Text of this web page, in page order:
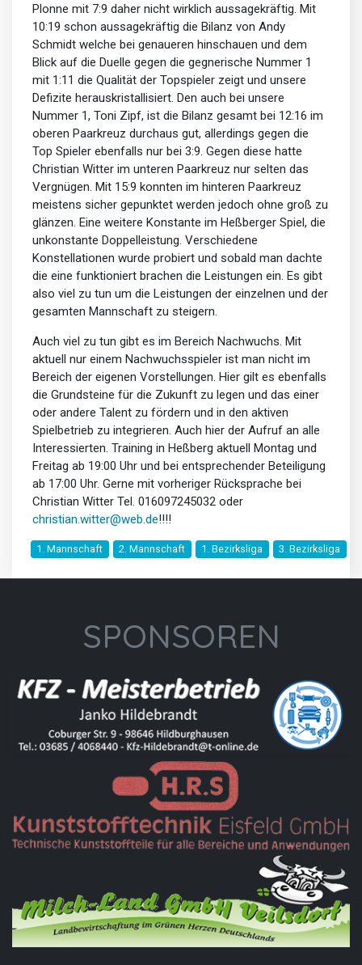
Plonne mit 7:9 daher nicht wirklich aussagekräftig. Mit
10:19 schon aussagekräftig die Bilanz von Andy
Schmidt welche bei genaueren hinschauen und dem
Blick auf die Duelle gegen die gegnerische Nummer 1
mit 1:11 die Qualität der Topspieler zeigt und unsere
Defizite herauskristallisiert. Den auch bei unsere
Nummer 1, Toni Zipf, ist die Bilanz gesamt bei 12:16 im
oberen Paarkreuz durchaus gut, allerdings gegen die
Top Spieler ebenfalls nur bei 3:9. Gegen diese hatte
Christian Witter im unteren Paarkreuz nur selten das
Vergnügen. Mit 15:9 konnten im hinteren Paarkreuz
meistens sicher gepunktet werden jedoch ohne groß zu
glänzen. Eine weitere Konstante im Heßberger Spiel, die
unkonstante Doppelleistung. Verschiedene
Konstellationen wurde probiert und sobald man dachte
die eine funktioniert brachen die Leistungen ein. Es gibt
also viel zu tun um die Leistungen der einzelnen und der
gesamten Mannschaft zu steigern.
Auch viel zu tun gibt es im Bereich Nachwuchs. Mit
aktuell nur einem Nachwuchsspieler ist man nicht im
Bereich der eigenen Vorstellungen. Hier gilt es ebenfalls
die Grundsteine für die Zukunft zu legen und das einer
oder andere Talent zu fördern und in den aktiven
Spielbetrieb zu integrieren. Auch hier der Aufruf an alle
Interessierten. Training in Heßberg aktuell Montag und
Freitag ab 19:00 Uhr und bei entsprechender Beteiligung
ab 17:00 Uhr. Gerne mit vorheriger Rücksprache bei
Christian Witter Tel. 016097245032 oder
christian.witter@web.de!!!!
1. Mannschaft 2. Mannschaft 1. Bezirksliga 3. Bezirksliga
SPONSOREN